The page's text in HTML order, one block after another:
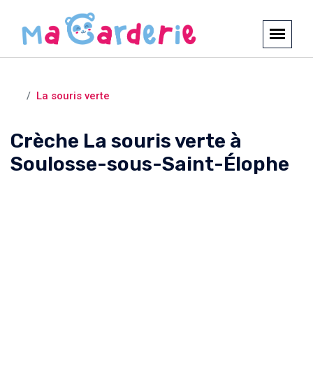
La souris verte
Crèche La souris verte à
Soulosse-sous-Saint-Élophe